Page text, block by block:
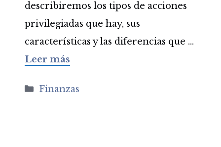
describiremos los tipos de acciones
privilegiadas que hay, sus
características y las diferencias que …
Leer más
Categorías
Finanzas